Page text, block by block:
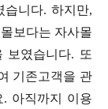
니다. 하지만,
보다는 자사몰
보였습니다. 또
기존고객을 관
아직까지 이용